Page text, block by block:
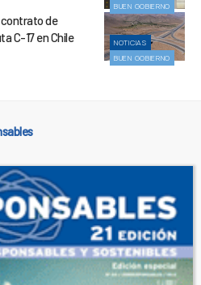
BUEN GOBIERNO
NOTICIAS
BUEN GOBIERNO
contrato de
C-17 en Chile